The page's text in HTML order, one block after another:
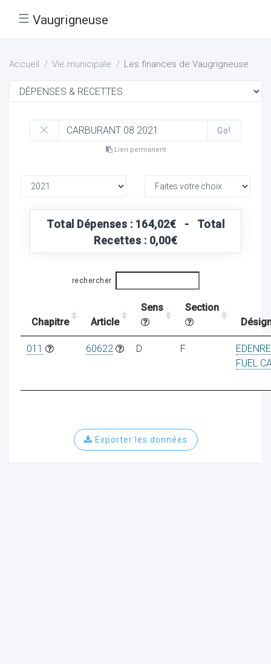
☰ Vaugrigneuse
Accueil Vie municipale Les finances de Vaugrigneuse
Go!
Lien permanent
Total Dépenses : 164,02€ - Total
Recettes : 0,00€
rechercher
Chapitre Article
Sens
Section
011 60622 D F
FUEL
Exporter les données